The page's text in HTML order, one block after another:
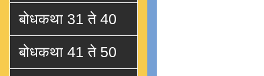
बोधकथा 31 ते 40
बोधकथा 41 ते 50